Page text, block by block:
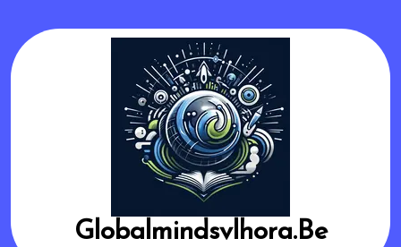
content
Globalmindsvlhora.be